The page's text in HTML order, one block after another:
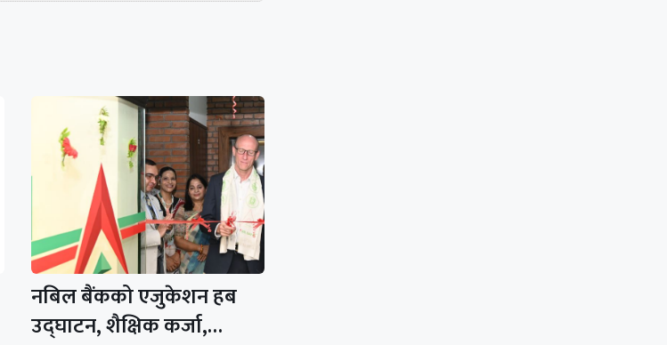
नबिल बैंकको एजुकेशन हब
उद्घाटन, शैक्षिक कर्जा,…